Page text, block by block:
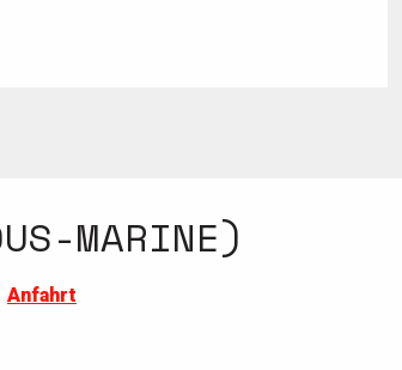
MARINE)
Anfahrt